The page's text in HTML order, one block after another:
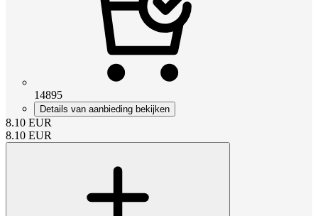
14895
Details van aanbieding bekijken
8.10 EUR
8.10 EUR